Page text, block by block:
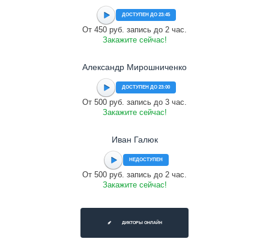
ДОСТУПЕН ДО 23:45
От 450 руб. запись до 2 час.
Закажите сейчас!
Александр Мирошниченко
ДОСТУПЕН ДО 23:00
От 500 руб. запись до 3 час.
Закажите сейчас!
Иван Галюк
НЕДОСТУПЕН
От 500 руб. запись до 2 час.
Закажите сейчас!
ДИКТОРЫ ОНЛАЙН